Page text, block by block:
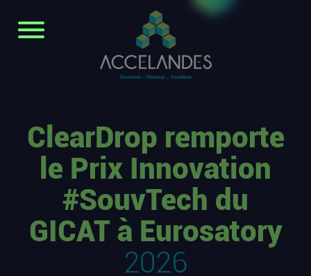
ClearDrop remporte
le Prix Innovation
#SouvTech du
GICAT à Eurosatory
2026